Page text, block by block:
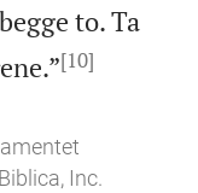
to. Ta
[10]
Inc.